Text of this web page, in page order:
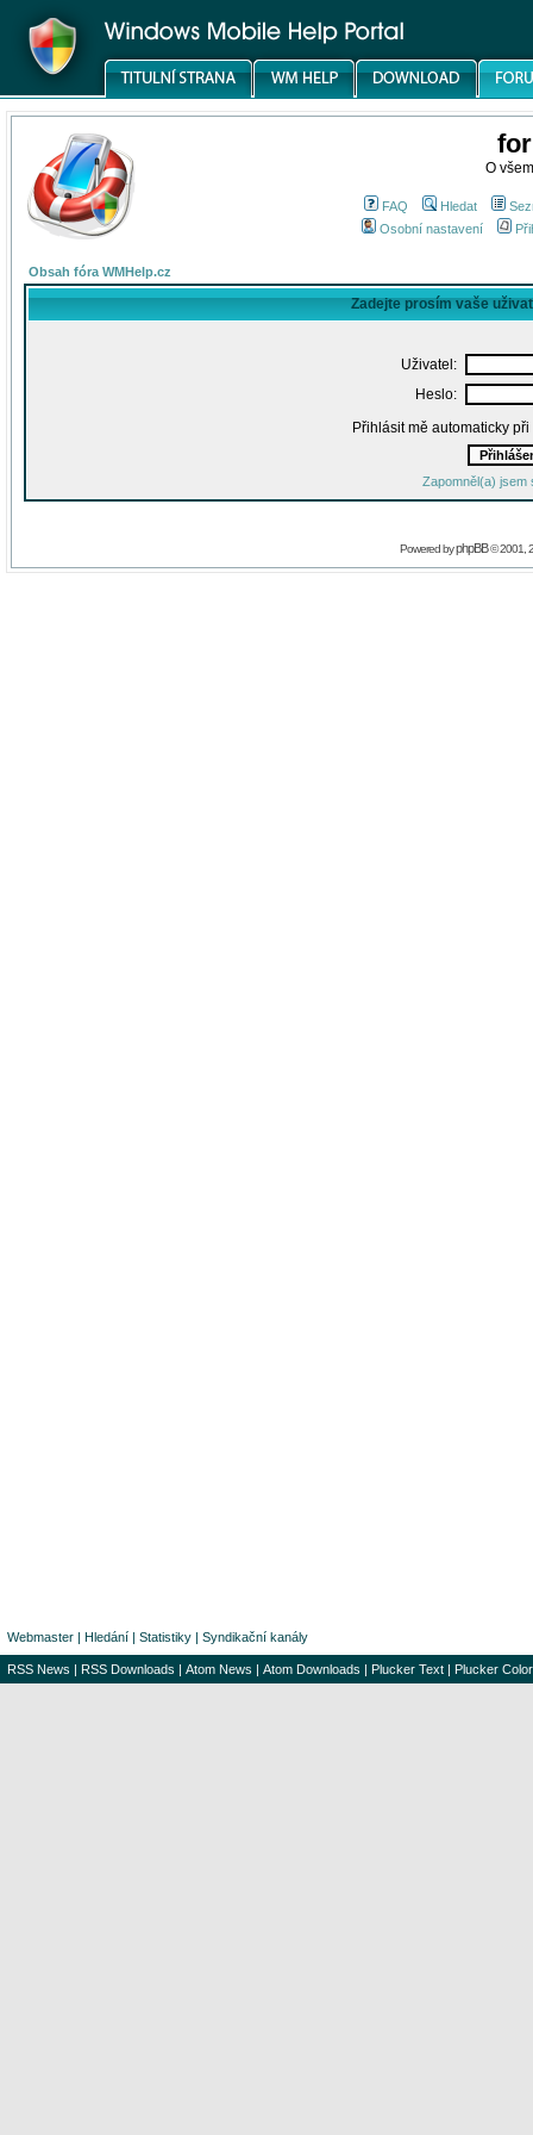
O
FAQ Hledat
Osobní nastavení
Obsah fóra WMHelp.cz
Zadejte prosím vaše
Uživatel:
Heslo:
Přihlásit mě automaticky
Zapomněl(a) jsem
Powered byphpBB© 2001,
Webmaster | Hledání | Statistiky | Syndikační kanály
RSS News | RSS Downloads | Atom News | Atom Downloads | Plucker Text | Plucker Color